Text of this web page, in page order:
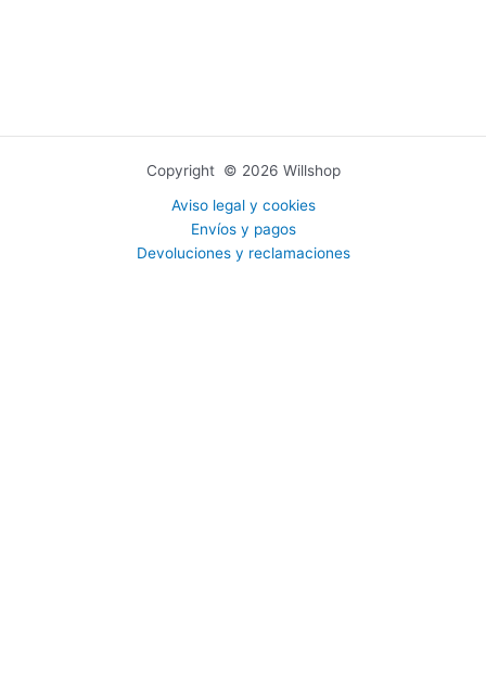
Copyright © 2026 Willshop
Aviso legal y cookies
Envíos y pagos
Devoluciones y reclamaciones